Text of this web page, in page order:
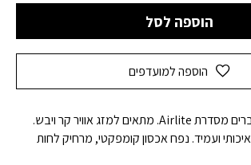
הוספה לסל
הוספה למועדפים
מעיל פוך מבודד לגברים מסדרת Airlite. מתאים למזג אוויר קר ויבש.
ועמיד. נפח אכסון קומפקטי, מרחיק לחות